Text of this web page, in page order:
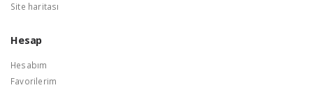
Site haritası
Hesap
Hesabım
Favorilerim